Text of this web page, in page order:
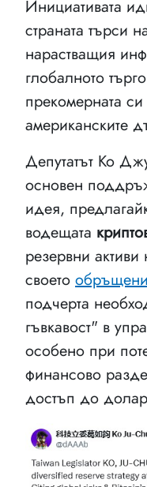
Инициативата
страната търси
нарастващия
глобалното
прекомерната
американските
Депутатът Ко
основен
идея,
водещата
резервни
своето
подчерта
гъвкавост" в
особено при
финансово
достъп до